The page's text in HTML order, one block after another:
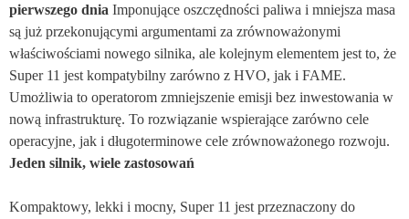
pierwszego dnia Imponujące oszczędności paliwa i mniejsza masa
są już przekonującymi argumentami za zrównoważonymi
właściwościami nowego silnika, ale kolejnym elementem jest to, że
Super 11 jest kompatybilny zarówno z HVO, jak i FAME.
Umożliwia to operatorom zmniejszenie emisji bez inwestowania w
nową infrastrukturę. To rozwiązanie wspierające zarówno cele
operacyjne, jak i długoterminowe cele zrównoważonego rozwoju.
Jeden silnik, wiele zastosowań
Kompaktowy, lekki i mocny, Super 11 jest przeznaczony do